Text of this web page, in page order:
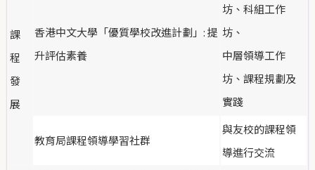
課
程
發
展
香港中文大學「優質學校改進計劃」: 提
升評估素養
坊、科組工作
坊、
中層領導工作
坊、課程規劃及
實踐
教育局課程領導學習社群
與友校的課程領
導進行交流